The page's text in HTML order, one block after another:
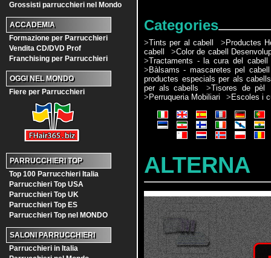
Grossisti parrucchieri nel Mondo
ACCADEMIA
Formazione per Parrucchieri
Vendita CD/DVD Prof
Franchising per Parrucchieri
OGGI NEL MONDO
Fiere per Parrucchieri
PARRUCCHIERI TOP
Top 100 Parrucchieri Italia
Parrucchieri Top USA
Parrucchieri Top UK
Parrucchieri Top ES
Parrucchieri Top nel MONDO
SALONI PARRUCCHIERI
Parrucchieri in Italia
Categories
>Tints per al cabell > Productes
cabell
>Color de cabell
>Tractaments - la cura del cabell
> Bàlsams - mascaretes pel cabell
productes especials per als cabells
per als cabells
>Tisores de pèl
> Perruqueria Mobiliari > Escoles i
ALTERNA